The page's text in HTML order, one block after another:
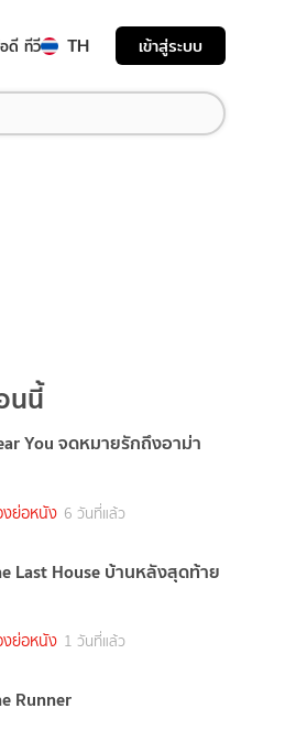
ดี ทีวี TH เข้าสู่ระบบ
นนี้
You จดหมายรักถึงอาม่า
งย่อหนัง 6 วันที่แล้ว
Last House บ้านหลังสุดท้าย
งย่อหนัง 1 วันที่แล้ว
Runner